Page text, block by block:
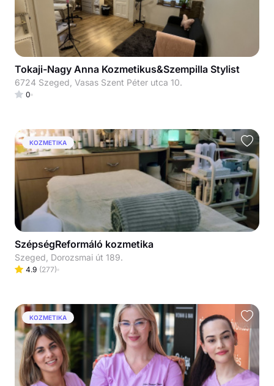
Tokaji-Nagy Anna Kozmetikus&Szempilla Stylist
6724 Szeged, Vasas Szent Péter utca 10.
0
KOZMETIKA
SzépségReformáló kozmetika
Szeged, Dorozsmai út 189.
4.9 (277)
KOZMETIKA